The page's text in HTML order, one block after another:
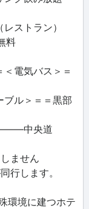
ストラン）
料
電気バス＞＝
ブル＞＝＝黒部
中央道
ません
行します。
環境に建つホテ